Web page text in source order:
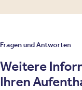
Fragen und Antworten
Weitere
Ihren